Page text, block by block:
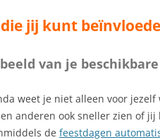
jij kunt
van je
weet je niet alleen voor jezelf
anderen ook sneller zien of jij
de feestdagen